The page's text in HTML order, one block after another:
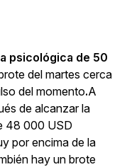
psicológica de 50
del martes cerca
del momento.A
de alcanzar la
48 000 USD
por encima de la
hay un brote